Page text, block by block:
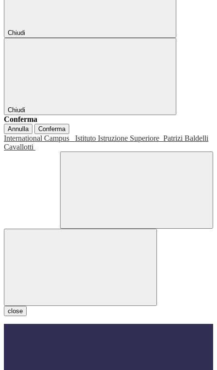
Chiudi
Chiudi
Conferma
Annulla Conferma
International Campus Istituto Istruzione Superiore Patrizi Baldelli
Cavallotti
close